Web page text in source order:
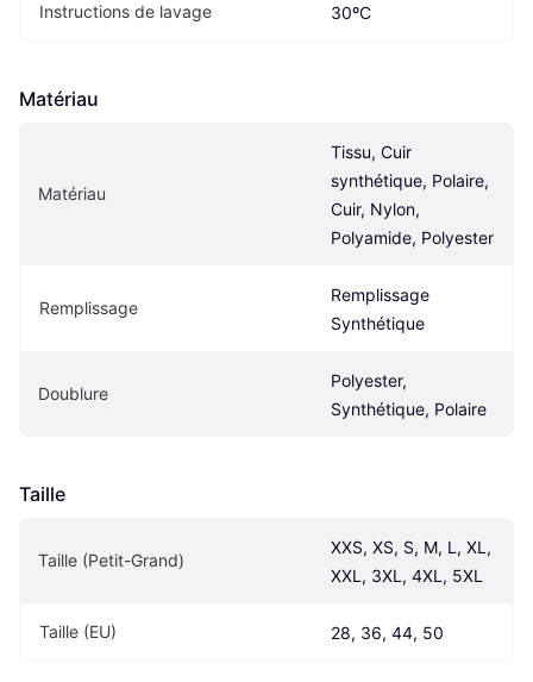
Instructions de lavage 30ºC
Matériau
Matériau
Tissu, Cuir
synthétique, Polaire,
Cuir, Nylon,
Polyamide, Polyester
Remplissage
Remplissage
Synthétique
Doublure
Polyester,
Synthétique, Polaire
Taille
Taille (Petit-Grand)
XXS, XS, S, M, L, XL,
XXL, 3XL, 4XL, 5XL
Taille (EU) 28, 36, 44, 50